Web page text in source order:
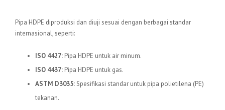
Pipa HDPE diproduksi dan diuji sesuai dengan berbagai standar
internasional, seperti:
ISO 4427: Pipa HDPE untuk air minum.
ISO 4437: Pipa HDPE untuk gas.
ASTM D3035:Spesifikasi standar untuk pipa polietilena (PE)
tekanan.